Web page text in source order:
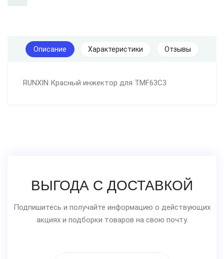
Описание Характеристики Отзывы
RUNXIN Красный инжектор для TMF63C3
ВЫГОДА С ДОСТАВКОЙ
Подпишитесь и получайте информацию о действующих
акциях и подборки товаров на свою почту.